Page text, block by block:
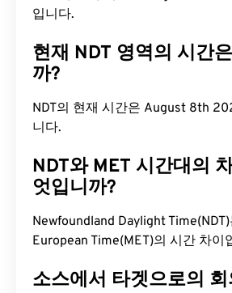
입니다.
현재 NDT 영역의 시간
까?
NDT의 현재 시간은 August 8th
니다.
NDT와 MET 시간대의
엇입니까?
Newfoundland Daylight
European Time(MET)의 시간 차이
소스에서 타겟으로의 회